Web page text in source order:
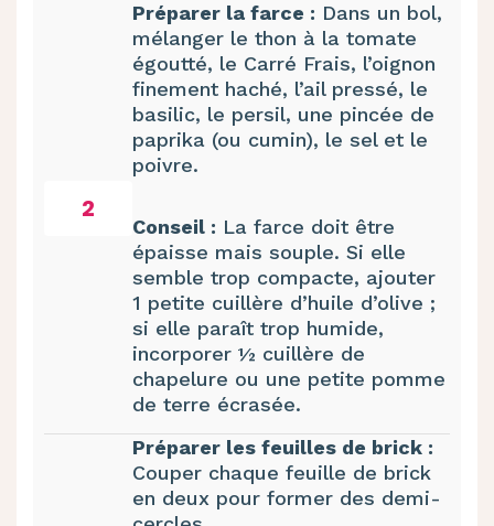
2
Préparer la farce : Dans un bol,
mélanger le thon à la tomate
égoutté, le Carré Frais, l’oignon
finement haché, l’ail pressé, le
basilic, le persil, une pincée de
paprika (ou cumin), le sel et le
poivre.
Conseil : La farce doit être
épaisse mais souple. Si elle
semble trop compacte, ajouter
1 petite cuillère d’huile d’olive ;
si elle paraît trop humide,
incorporer ½ cuillère de
chapelure ou une petite pomme
de terre écrasée.
Préparer les feuilles de brick :
Couper chaque feuille de brick
en deux pour former des demi-